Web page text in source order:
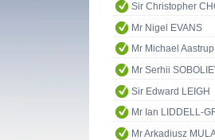
Sir Christopher
Mr Nigel EVANS
Mr Michael
Mr Serhii
Sir Edward LEIGH
Mr Ian LIDDELL-
Mr Arkadiusz